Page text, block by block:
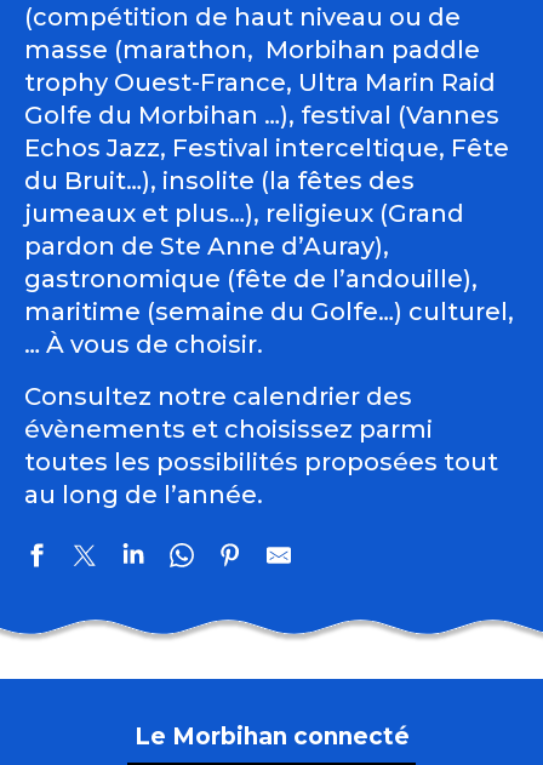
(compétition de haut niveau ou de
masse (marathon, Morbihan paddle
trophy Ouest-France, Ultra Marin Raid
Golfe du Morbihan …), festival (Vannes
Echos Jazz, Festival interceltique, Fête
du Bruit…), insolite (la fêtes des
jumeaux et plus…), religieux (Grand
pardon de Ste Anne d’Auray),
gastronomique (fête de l’andouille),
maritime (semaine du Golfe…) culturel,
… À vous de choisir.
Consultez notre calendrier des
évènements et choisissez parmi
toutes les possibilités proposées tout
au long de l’année.
Fête de la Mer - Houat
Exposition des artistes pluneretains
Le Morbihan connecté